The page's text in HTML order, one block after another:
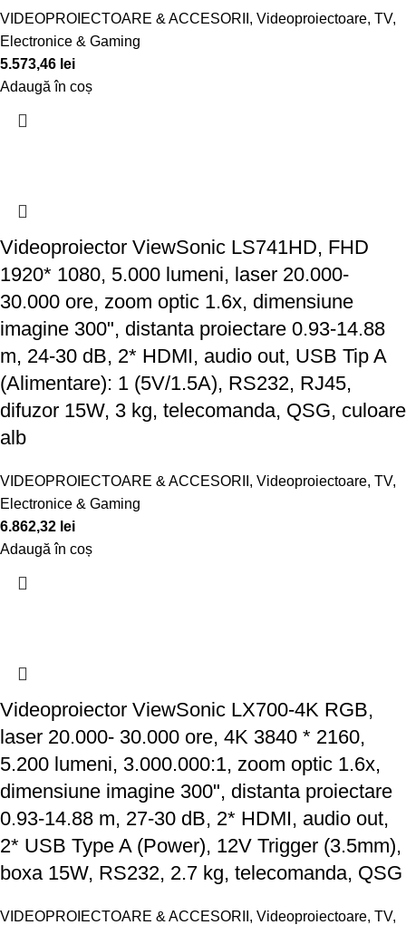
VIDEOPROIECTOARE & ACCESORII , Videoproiectoare, TV,
Electronice & Gaming
5.573,46 lei
Adaugă în coș
Videoproiector ViewSonic LS741HD, FHD
1920* 1080, 5.000 lumeni, laser 20.000-
30.000 ore, zoom optic 1.6x, dimensiune
imagine 300", distanta proiectare 0.93-14.88
m, 24-30 dB, 2* HDMI, audio out, USB Tip A
(Alimentare): 1 (5V/1.5A), RS232, RJ45,
difuzor 15W, 3 kg, telecomanda, QSG, culoare
alb
VIDEOPROIECTOARE & ACCESORII , Videoproiectoare, TV,
Electronice & Gaming
6.862,32 lei
Adaugă în coș
Videoproiector ViewSonic LX700-4K RGB,
laser 20.000- 30.000 ore, 4K 3840 * 2160,
5.200 lumeni, 3.000.000:1, zoom optic 1.6x,
dimensiune imagine 300", distanta proiectare
0.93-14.88 m, 27-30 dB, 2* HDMI, audio out,
2* USB Type A (Power), 12V Trigger (3.5mm),
boxa 15W, RS232, 2.7 kg, telecomanda, QSG
VIDEOPROIECTOARE & ACCESORII , Videoproiectoare, TV,